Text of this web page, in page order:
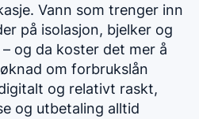
Vann som trenger inn
på isolasjon, bjelker og
og da koster det mer å
om forbrukslån
og relativt raskt,
og utbetaling alltid